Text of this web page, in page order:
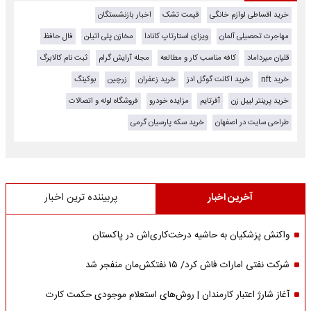
خرید اقساطی لوازم خانگی قیمت تشک
اخبار بازنشستگان
مهاجرت تحصیلی آلمان
ویزای استارتاپ کانادا مخازن پلی اتیلن
فال حافظ
قلیان میرداماد
کافه مناسب کار و مطالعه مجله آرایش گرام
ثبت نام کالابرگ
خرید nft
خرید اکانت گوگل ادز خرید زعفران زرچین
بوکینگ
خرید پرینتر لیبل زن
آفرتایم مزایده خودرو
فروشگاه لوله و اتصالات
طراحی سایت در اصفهان
خرید سکه پارسیان گرمی
آخرین اخبار پربیننده ترین اخبار
واکنش پزشکیان به حاشیه درخت‌کاری‌اش در پاکستان
شرکت نفتی امارات فاش کرد/ ۱۵ نفتکش‌مان منفجر شد
آغاز شارژ اعتبار کارمندان | روش‌های استعلام موجودی حکمت کارت